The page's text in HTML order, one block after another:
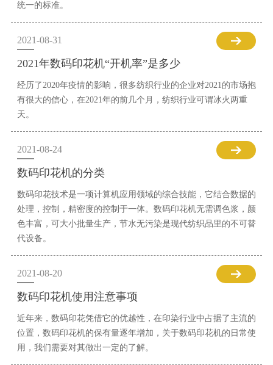
统一的标准。
2021-08-31
2021年数码印花机“开机率”是多少
经历了2020年疫情的影响，很多纺织行业的企业对2021的市场抱
有很大的信心，在2021年的前几个月，纺织行业可谓冰火两重
天。
2021-08-24
数码印花机的分类
数码印花技术是一项计算机应用领域的综合技能，它结合数据的
处理，控制，精密度的控制于一体。数码印花机无需调色浆，颜
色丰富，可大小批量生产，节水无污染是现代纺织品里的不可替
代设备。
2021-08-20
数码印花机使用注意事项
近年来，数码印花凭借它的优越性，在印染行业中占据了主流的
位置，数码印花机的保有量逐年增加，关于数码印花机的日常使
用，我们需要对其做出一定的了解。